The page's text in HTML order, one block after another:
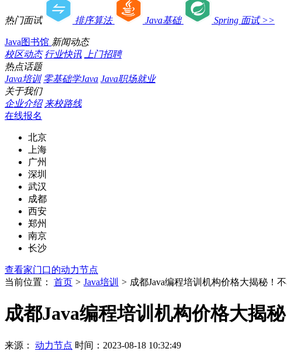
热门面试 排序算法 Java基础 Spring 面试 >>
Java图书馆 新闻动态
校区动态 行业快讯
上门招聘
热点话题
Java培训 零基础学Java Java职场就业
关于我们
企业介绍 来校路线
在线报名
北京
上海
广州
深圳
武汉
成都
西安
郑州
南京
长沙
查看家门口的动力节点
当前位置：
首页 > Java培训 > 成都Java编程培训机构价格大揭秘！
成都Java编程培训机构价格大揭
来源： 动力节点 时间：2023-08-18 10:32:49